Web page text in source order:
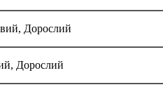
Дорослий
Дорослий